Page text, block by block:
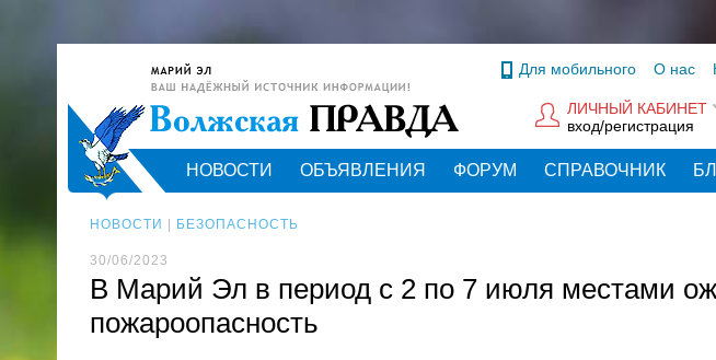
Для мобильного О нас
ЛИЧНЫЙ КАБИНЕТ
вход/регистрация
НОВОСТИ ОБЪЯВЛЕНИЯ ФОРУМ СПРАВОЧНИК
НОВОСТИ БЕЗОПАСНОСТЬ
30/06/2023
В Марий Эл в период с 2 по 7 июля местами
пожароопасность